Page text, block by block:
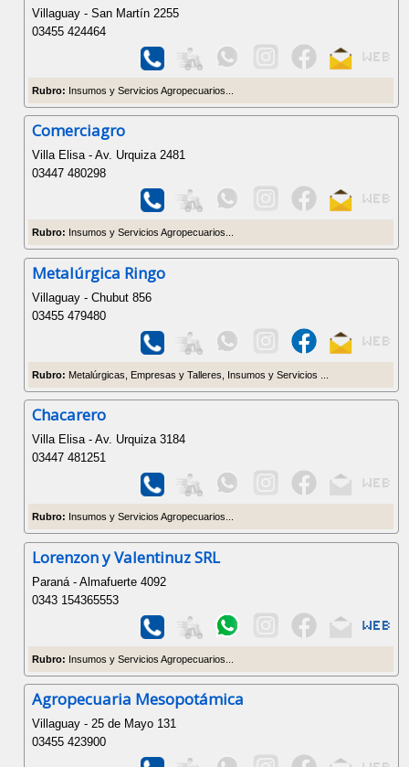
Villaguay - San Martín 2255
03455 424464
Rubro: Insumos y Servicios Agropecuarios...
Comerciagro
Villa Elisa - Av. Urquiza 2481
03447 480298
Rubro: Insumos y Servicios Agropecuarios...
Metalúrgica Ringo
Villaguay - Chubut 856
03455 479480
Rubro: Metalúrgicas, Empresas y Talleres, Insumos y Servicios ...
Chacarero
Villa Elisa - Av. Urquiza 3184
03447 481251
Rubro: Insumos y Servicios Agropecuarios...
Lorenzon y Valentinuz SRL
Paraná - Almafuerte 4092
0343 154365553
Rubro: Insumos y Servicios Agropecuarios...
Agropecuaria Mesopotámica
Villaguay - 25 de Mayo 131
03455 423900